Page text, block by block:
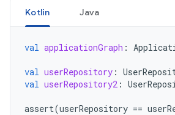
Kotlin Java
val applicationGraph :
val userRepository :
val userRepository2 :
assert(userRepository ==